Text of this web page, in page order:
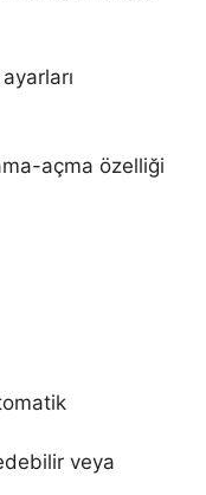
açma özelliği
veya